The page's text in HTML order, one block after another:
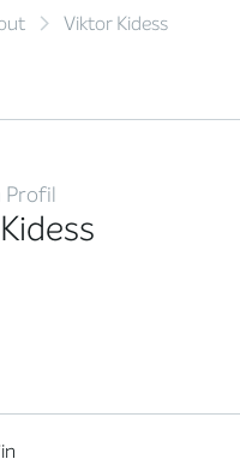
Viktor Kidess
Profil